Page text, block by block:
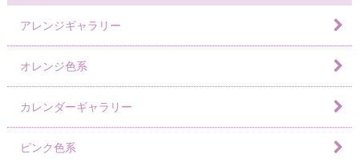
アレンジギャラリー
オレンジ色系
カレンダーギャラリー
ピンク色系